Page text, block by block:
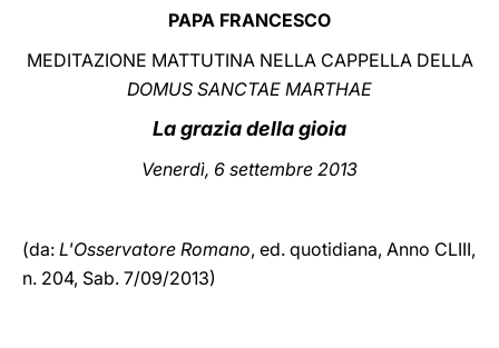
中文
LATINE
PAPA FRANCESCO
MEDITAZIONE MATTUTINA NELLA CAPPELLA DELLA
DOMUS SANCTAE MARTHAE
La grazia della gioia
Venerdì, 6 settembre 2013
(da: L'Osservatore Romano, ed. quotidiana, Anno CLIII,
n. 204, Sab. 7/09/2013)